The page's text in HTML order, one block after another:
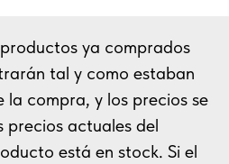
ya comprados
tal y como estaban
la compra, y los precios se
precios actuales del
está en stock. Si el